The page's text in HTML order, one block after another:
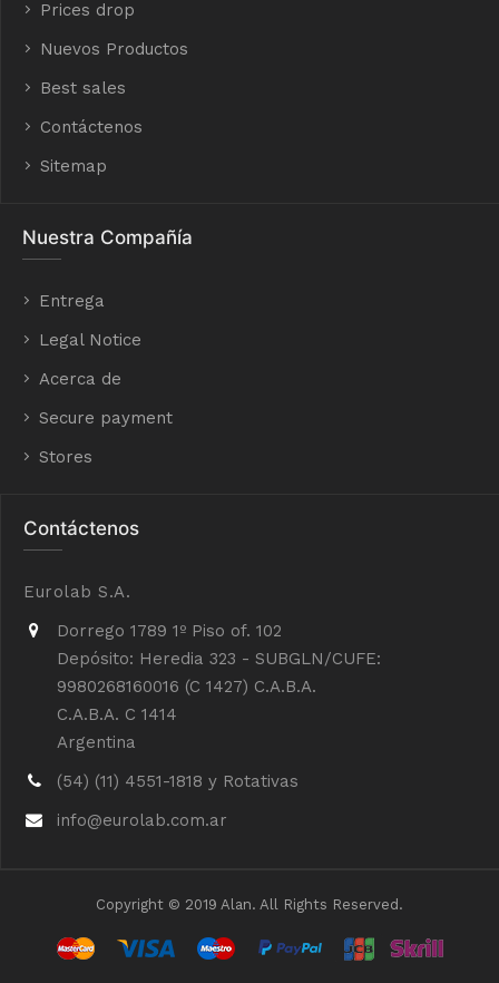
Prices drop
Nuevos Productos
Best sales
Contáctenos
Sitemap
Nuestra Compañía
Entrega
Legal Notice
Acerca de
Secure payment
Stores
Contáctenos
Eurolab S.A.
Dorrego 1789 1º Piso of. 102
Depósito: Heredia 323 - SUBGLN/CUFE:
9980268160016 (C 1427) C.A.B.A.
C.A.B.A. C 1414
Argentina
(54) (11) 4551-1818 y Rotativas
info@eurolab.com.ar
Copyright © 2019 Alan. All Rights Reserved.